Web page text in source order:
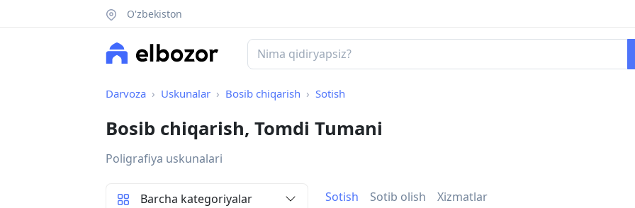
O'zbekiston
Darvoza Uskunalar Bosib chiqarish Sotish
Bosib chiqarish, Tomdi Tumani
Poligrafiya uskunalari
Sotish Sotib olish Xizmatlar
Barcha kategoriyalar